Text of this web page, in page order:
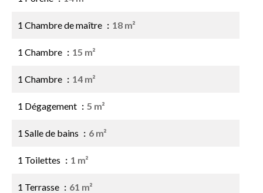
1 Chambre de maître 18 m²
1 Chambre 15 m²
1 Chambre 14 m²
1 Dégagement 5 m²
1 Salle de bains 6 m²
1 Toilettes 1 m²
1 Terrasse 61 m²